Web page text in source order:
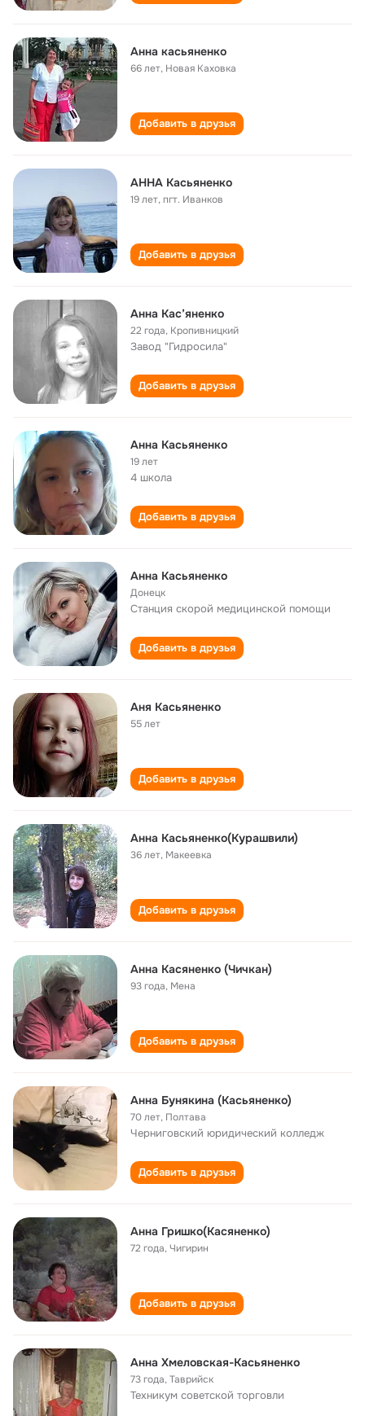
Анна касьяненко
66 лет, Новая Каховка
Добавить в друзья
АННА Касьяненко
19 лет,пгт. Иванков
Добавить в друзья
Анна Кас’яненко
22 года, Кропивницкий
Завод "Гидросила"
Добавить в друзья
Анна Касьяненко
19 лет
4 школа
Добавить в друзья
Анна Касьяненко
Донецк
Станция скорой медицинской помощи
Добавить в друзья
Аня Касьяненко
55 лет
Добавить в друзья
Анна Касьяненко(Курашвили)
36 лет, Макеевка
Добавить в друзья
Анна Касяненко (Чичкан)
93 года, Мена
Добавить в друзья
Анна Бунякина (Касьяненко)
70 лет, Полтава
Черниговский юридический колледж
Добавить в друзья
Анна Гришко(Касяненко)
72 года,Чигирин
Добавить в друзья
Анна Хмеловская-Касьяненко
73 года,Таврийск
Техникум советской торговли